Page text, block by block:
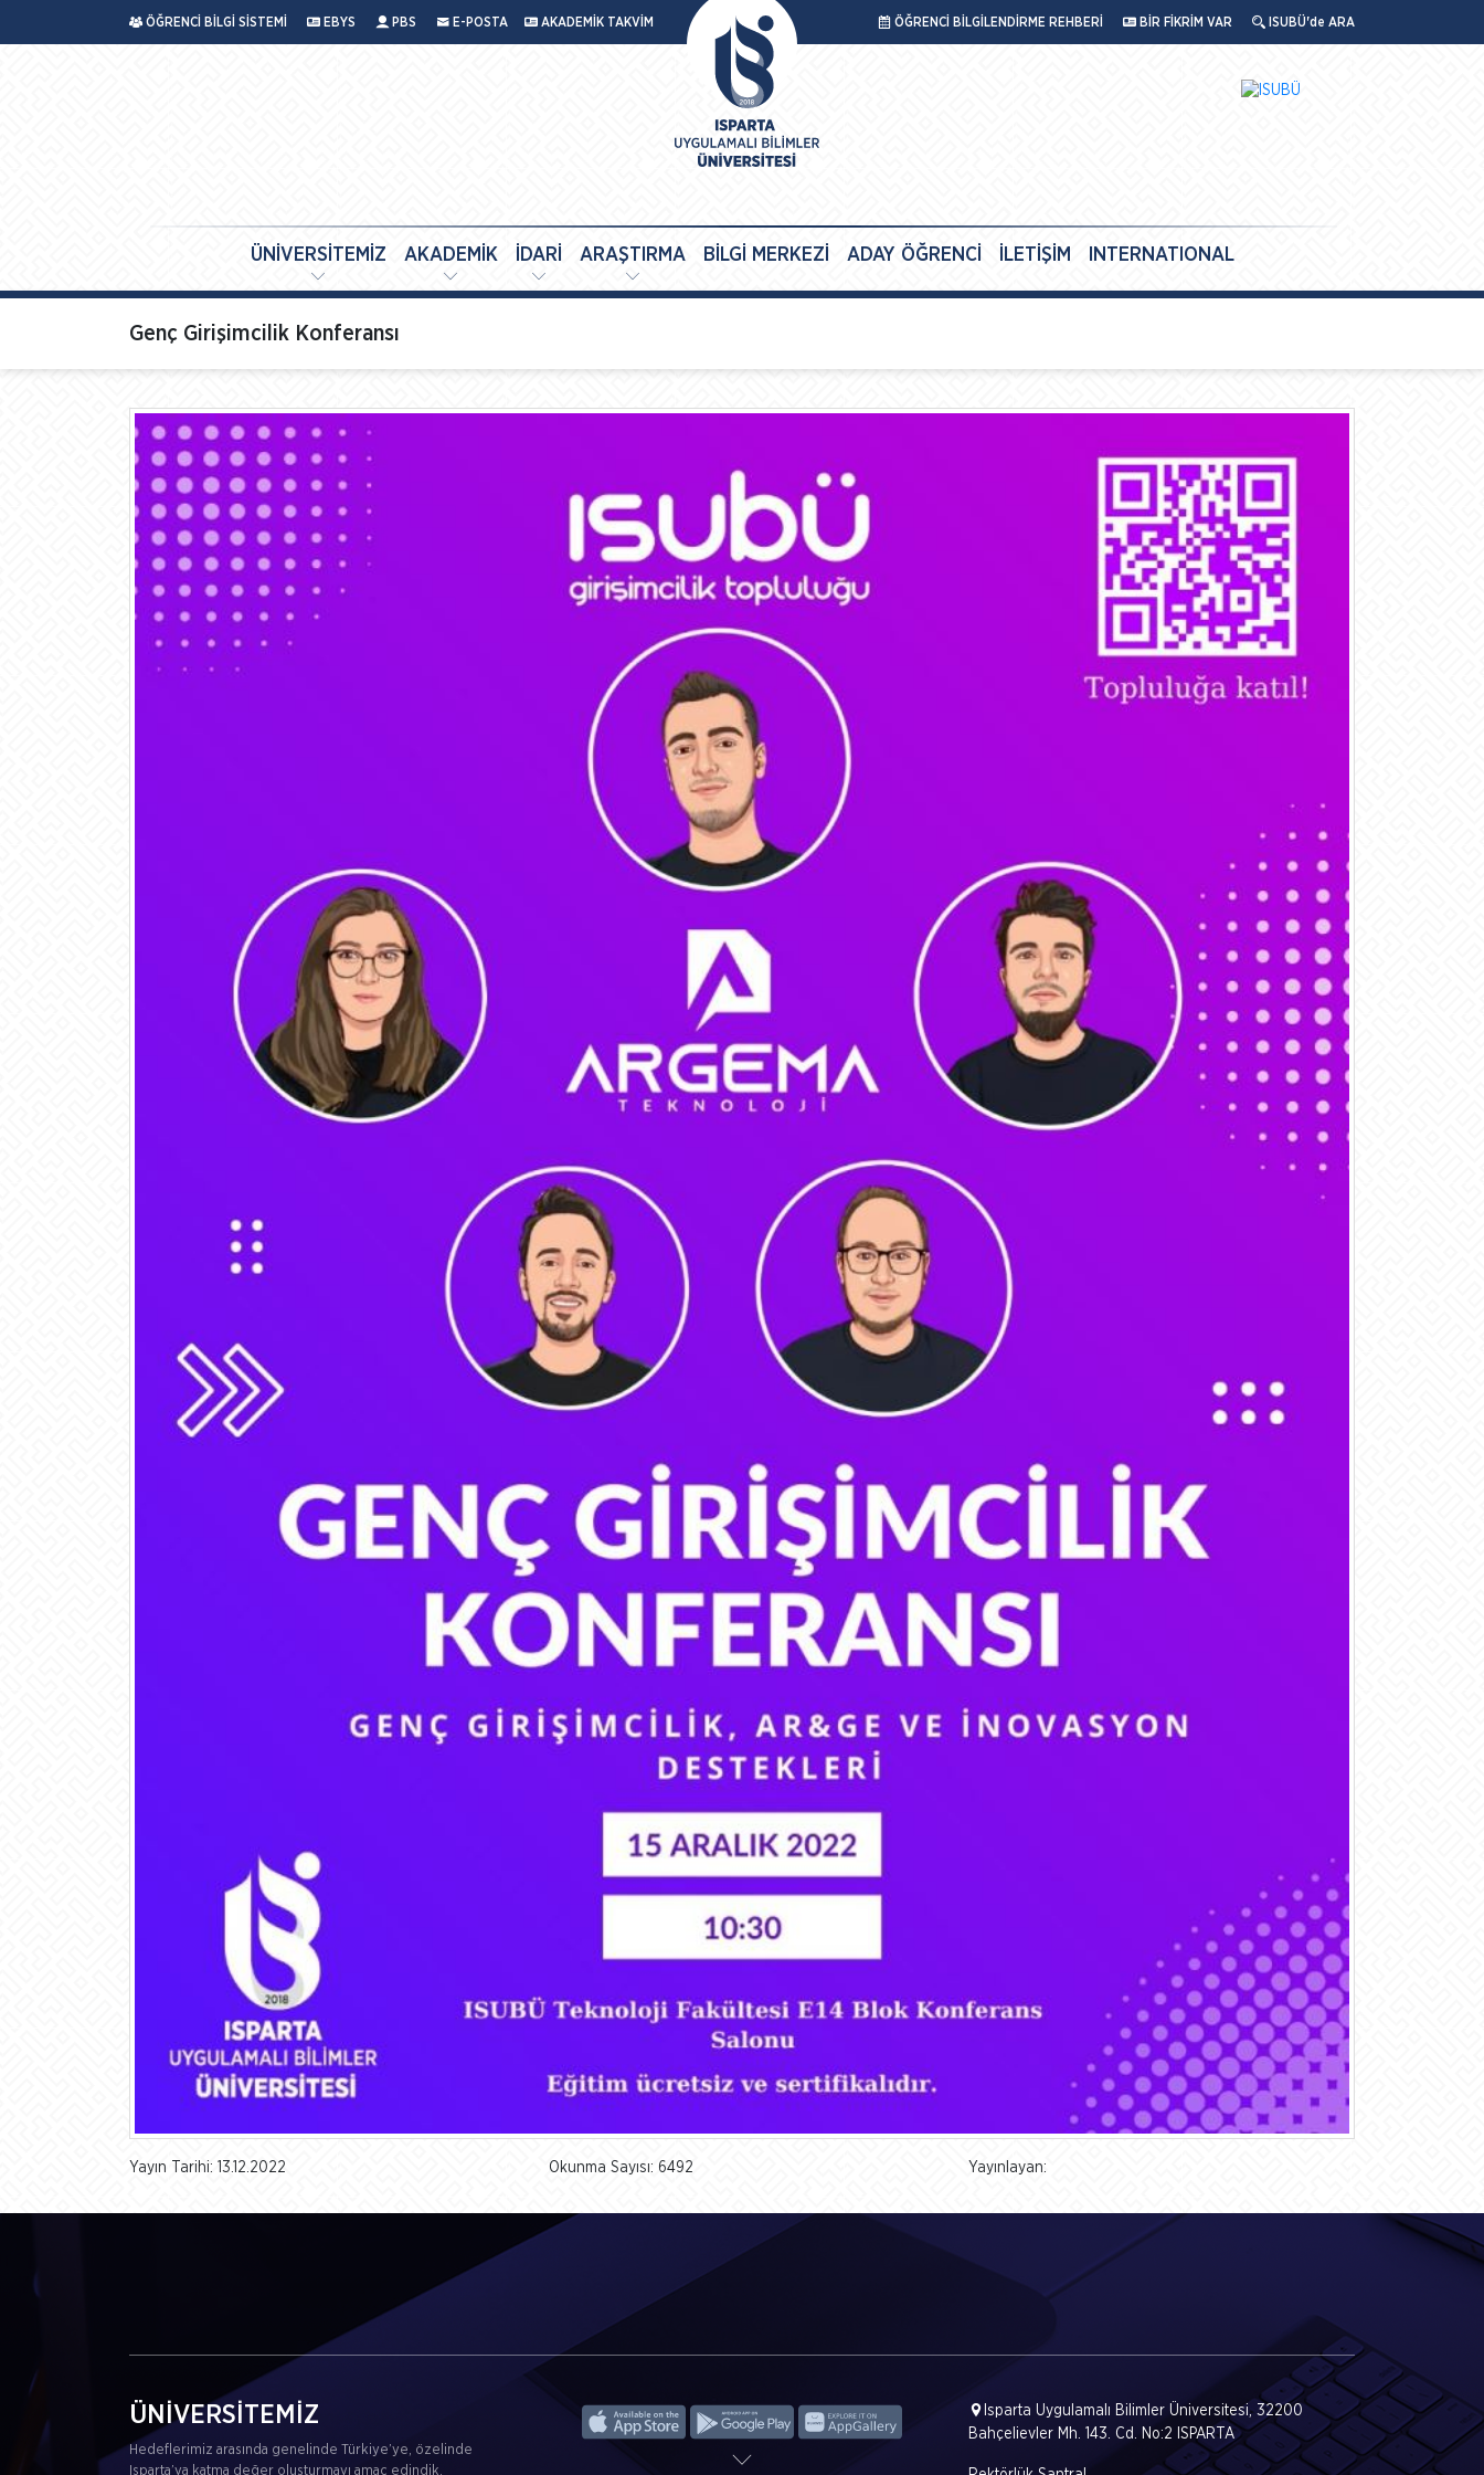
ÖĞRENCİ BİLGİ SİSTEMİ EBYS PBS E-POSTA AKADEMİK TAKVİM ÖĞRENCİ BİLGİLENDİRME REHBERİ BİR FİKRİM VAR ISUBÜ'de ARA
ÜNİVERSİTEMİZ AKADEMİK İDARİ ARAŞTIRMA BİLGİ MERKEZİ ADAY ÖĞRENCİ İLETİŞİM INTERNATIONAL
Genç Girişimcilik Konferansı
Yayın Tarihi: 13.12.2022 Okunma Sayısı: 6492 Yayınlayan:
ÜNİVERSİTEMİZ
Hedeflerimiz arasında genelinde Türkiye’ye, özelinde
Isparta’ya katma değer oluşturmayı amaç edindik.
Isparta Uygulamalı Bilimler Üniversitesi, 32200
Bahçelievler Mh. 143. Cd. No:2 ISPARTA